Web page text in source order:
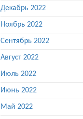
Декабрь 2022
Ноябрь 2022
Сентябрь 2022
Август 2022
Июль 2022
Июнь 2022
Май 2022